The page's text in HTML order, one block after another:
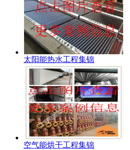
太阳能热水工程集锦
空气能烘干工程集锦